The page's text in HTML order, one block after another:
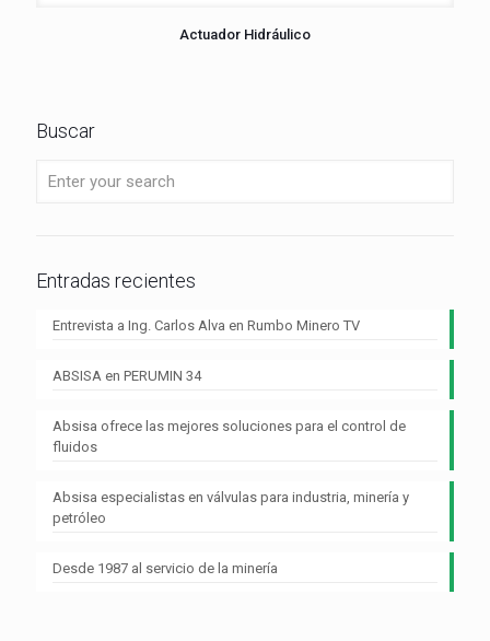
Actuador Hidráulico
Buscar
Entradas recientes
Entrevista a Ing. Carlos Alva en Rumbo Minero TV
ABSISA en PERUMIN 34
Absisa ofrece las mejores soluciones para el control de
fluidos
Absisa especialistas en válvulas para industria, minería y
petróleo
Desde 1987 al servicio de la minería